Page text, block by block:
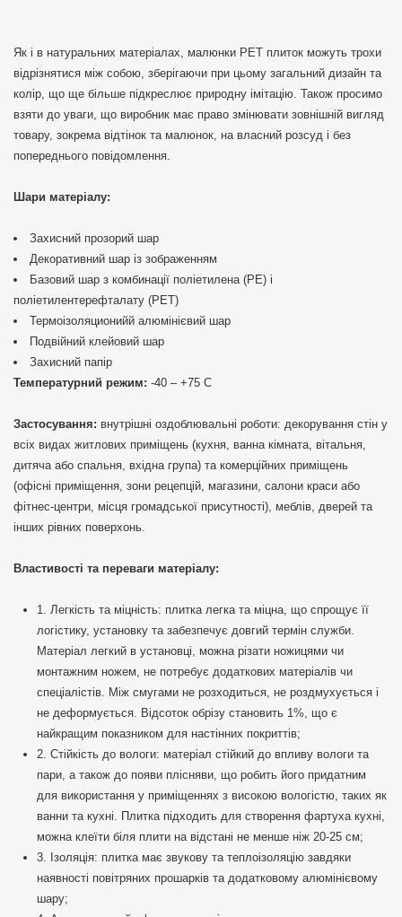
Як і в натуральних матеріалах, малюнки РЕТ плиток можуть трохи
відрізнятися між собою, зберігаючи при цьому загальний дизайн та
колір, що ще більше підкреслює природну імітацію. Також просимо
взяти до уваги, що виробник має право змінювати зовнішній вигляд
товару, зокрема відтінок та малюнок, на власний розсуд і без
попереднього повідомлення.
Шари матеріалу:
Захисний прозорий шар
Декоративний шар із зображенням
Базовий шар з комбинації поліетилена (PE) і
поліетилентерефталату (PET)
Термоізоляционийй алюмінієвий шар
Подвійний клейовий шар
Захисний папір
Температурний режим: -40 – +75 С
Застосування: внутрішні оздоблювальні роботи: декорування стін у
всіх видах житлових приміщень (кухня, ванна кімната, вітальня,
дитяча або спальня, вхідна група) та комерційних приміщень
(офісні приміщення, зони рецепцій, магазини, салони краси або
фітнес-центри, місця громадської присутності), меблів, дверей та
інших рівних поверхонь.
Властивості та переваги матеріалу:
1. Легкість та міцність: плитка легка та міцна, що спрощує її
логістику, установку та забезпечує довгий термін служби.
Матеріал легкий в установці, можна різати ножицями чи
монтажним ножем, не потребує додаткових матеріалів чи
спеціалістів. Між смугами не розходиться, не роздмухується і
не деформується. Відсоток обрізу становить 1%, що є
найкращим показником для настінних покриттів;
2. Стійкість до вологи: матеріал стійкий до впливу вологи та
пари, а також до появи плісняви, що робить його придатним
для використання у приміщеннях з високою вологістю, таких як
ванни та кухні. Плитка підходить для створення фартуха кухні,
можна клеїти біля плити на відстані не менше ніж 20-25 см;
3. Ізоляція: плитка має звукову та теплоізоляцію завдяки
наявності повітряних прошарків та додатковому алюмінієвому
шару;